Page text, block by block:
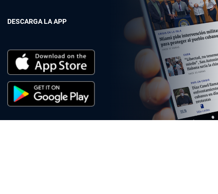
DESCARGA LA APP